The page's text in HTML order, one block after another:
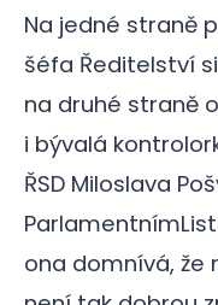
Na jedné straně
šéfa Ředitelství
na druhé straně
i bývalá
ŘSD Miloslava
ona domnívá, že